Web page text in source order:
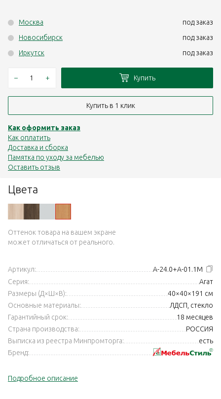
Цвета
Оттенок товара на вашем экране
может отличаться от реального.
Артикул:
А-24.0+А-01.1М
Серия:
Агат
Размеры (Д×Ш×В):
40×40×191 см
Основные материалы:
ЛДСП, стекло
Гарантийный срок:
18 месяцев
Страна производства:
РОССИЯ
Выписка из реестра Минпромторга:
есть
Бренд:
Подробное описание
Москва
под заказ
Новосибирск
под заказ
Иркутск
под заказ
– + Купить
Купить в 1 клик
Как оформить заказ
Как оплатить
Доставка и сборка
Памятка по уходу за мебелью
Оставить отзыв